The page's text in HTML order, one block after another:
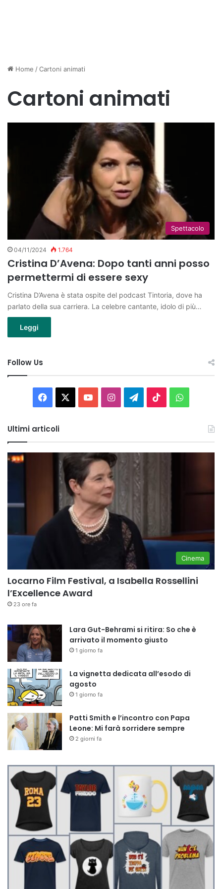
Home /Cartoni animati
Cartoni animati
Spettacolo
04/11/2024 1.764
Cristina D’Avena: Dopo tanti anni posso
permettermi di essere sexy
Cristina D’Avena è stata ospite del podcast Tintoria, dove ha
parlato della sua carriera. La celebre cantante, idolo di più…
Leggi
Follow Us
Facebook You InstagramTelegram
TikTok
Ultimi articoli
Cinema
Locarno Film Festival, a Isabella Rossellini
l’Excellence Award
23 ore fa
Lara Gut-Behrami si ritira: So che è
arrivato il momento giusto
1 giorno fa
La vignetta dedicata all’esodo di
agosto
1 giorno fa
Patti Smith e l’incontro con Papa
Leone: Mi farà sorridere sempre
2 giorni fa